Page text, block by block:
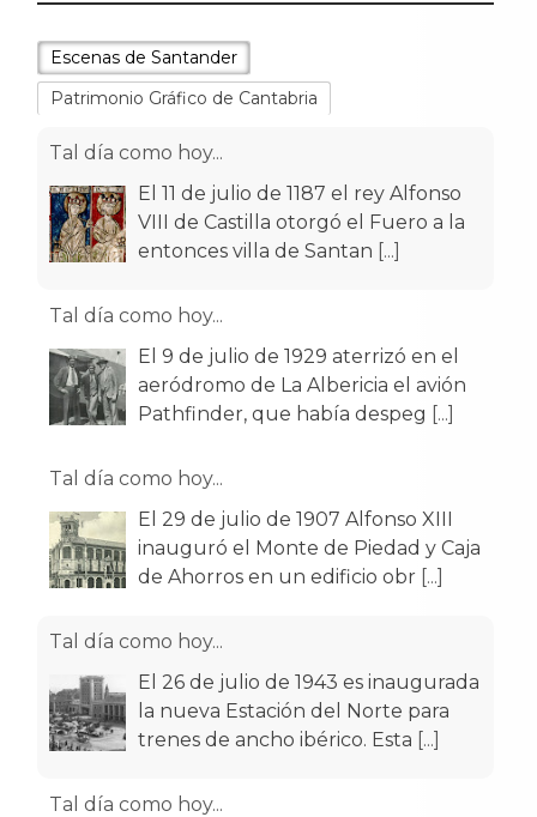
Escenas de Santander
Patrimonio Gráfico de Cantabria
Tal día como hoy...
El 11 de julio de 1187 el rey Alfonso
VIII de Castilla otorgó el Fuero a la
entonces villa de Santan [...]
Tal día como hoy...
El 9 de julio de 1929 aterrizó en el
aeródromo de La Albericia el avión
Pathfinder, que había despeg [...]
Tal día como hoy...
El 29 de julio de 1907 Alfonso XIII
inauguró el Monte de Piedad y Caja
de Ahorros en un edificio obr [...]
Tal día como hoy...
El 26 de julio de 1943 es inaugurada
la nueva Estación del Norte para
trenes de ancho ibérico. Esta [...]
Tal día como hoy...